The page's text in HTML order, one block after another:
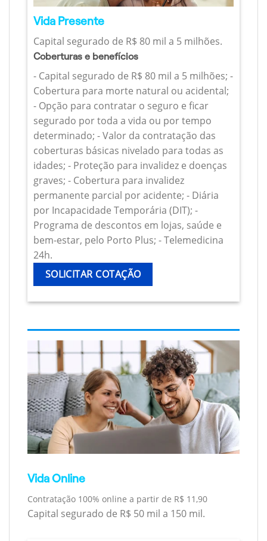
Vida Presente
Capital segurado de R$ 80 mil a 5 milhões.
Coberturas e benefícios
- Capital segurado de R$ 80 mil a 5 milhões; -
Cobertura para morte natural ou acidental;
- Opção para contratar o seguro e ficar
segurado por toda a vida ou por tempo
determinado; - Valor da contratação das
coberturas básicas nivelado para todas as
idades; - Proteção para invalidez e doenças
graves; - Cobertura para invalidez
permanente parcial por acidente; - Diária
por Incapacidade Temporária (DIT); -
Programa de descontos em lojas, saúde e
bem-estar, pelo Porto Plus; - Telemedicina
24h.
SOLICITAR COTAÇÃO
Vida Online
Contratação 100% online a partir de R$ 11,90
Capital segurado de R$ 50 mil a 150 mil.